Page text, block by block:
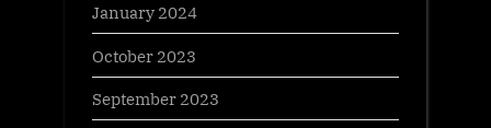
January 2024
October 2023
September 2023